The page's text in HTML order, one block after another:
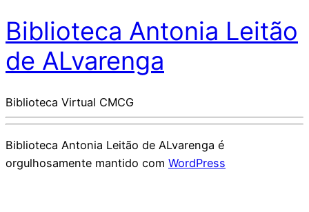
Biblioteca Antonia Leitão
de ALvarenga
Biblioteca Virtual CMCG
Biblioteca Antonia Leitão de ALvarenga é
orgulhosamente mantido com WordPress